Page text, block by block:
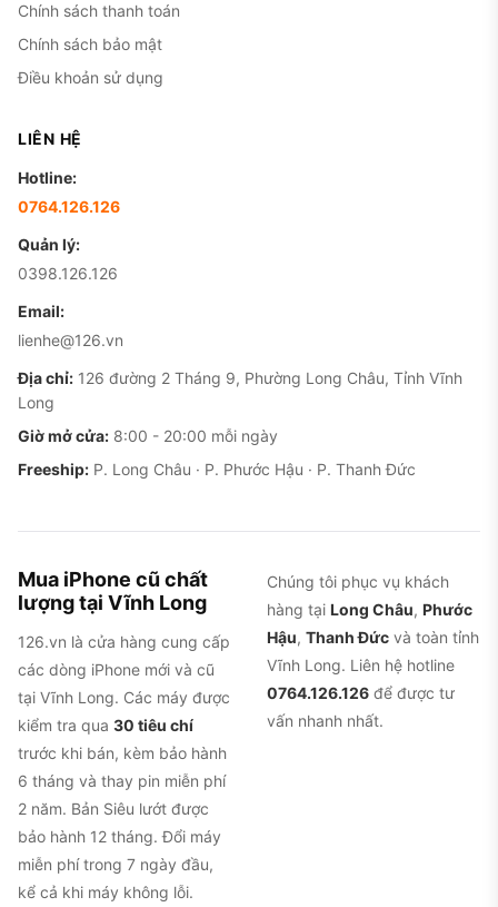
Cụm 3 camera 12MP, đặc trưng nhận diện của đời Pro Max
đầu tiên
nhiều năm sử dụng, pin nguyên bản thường chỉ
còn 60-75%. Tin tốt: thay pin xử lý được dứt
điểm, và tại 126.vn máy cũ được thay pin miễn phí
trong 2 năm khi pin yếu.
Máy nóng rõ khi sạc nhanh hoặc chơi game kéo
dài.Người dùng dài hạn phản ánh nhiệt tăng đáng
kể khi vừa sạc vừa dùng hoặc chơi game nặng
nửa giờ liên tục, nên hạn chế thói quen này để giữ
Màn hình 60Hz, không có tần số quét cao.
bạn đã quen máy 120Hz đời sau, cuộn trang trên
Chính sách thanh toán
Chính sách bảo mật
Điều khoản sử dụng
LIÊN HỆ
Hotline:
0764.126.126
Quản lý:
0398.126.126
Email:
lienhe@126.vn
Địa chỉ: 126 đường 2 Tháng 9, Phường Long Châu, Tỉnh Vĩnh
Long
Giờ mở cửa: 8:00 - 20:00 mỗi ngày
Freeship: P. Long Châu · P. Phước Hậu · P. Thanh Đức
Mua iPhone cũ chất
lượng tại Vĩnh Long
126.vn là cửa hàng cung cấp
các dòng iPhone mới và cũ
tại Vĩnh Long. Các máy được
kiểm tra qua 30 tiêu chí
trước khi bán, kèm bảo hành
6 tháng và thay pin miễn phí
2 năm. Bản Siêu lướt được
bảo hành 12 tháng. Đổi máy
miễn phí trong 7 ngày đầu,
kể cả khi máy không lỗi.
Chúng tôi phục vụ khách
hàng tại Long Châu, Phước
Hậu, Thanh Đức và toàn tỉnh
Vĩnh Long. Liên hệ hotline
0764.126.126 để được tư
vấn nhanh nhất.